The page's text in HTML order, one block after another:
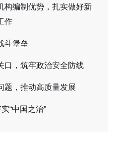
构编制优势，扎实做好新
作
斗堡垒
口，筑牢政治安全防线
题，推动高质量发展
“中国之治”